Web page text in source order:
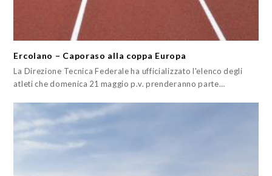
Ercolano – Caporaso alla coppa Europa
La Direzione Tecnica Federale ha ufficializzato l'elenco degli
atleti che domenica 21 maggio p.v. prenderanno parte…